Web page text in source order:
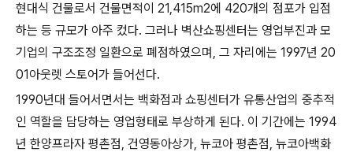
현대식 건물로서 건물면적이 21,415m2에 420개의 점포가 입점
하는 등 규모가 아주 컸다. 그러나 벽산쇼핑센터는 영업부진과 모
기업의 구조조정 일환으로 폐점하였으며, 그 자리에는 1997년 20
01아웃렛 스토어가 들어선다.
1990년대 들어서면서는 백화점과 쇼핑센터가 유통산업의 중추적
인 역할을 담당하는 영업형태로 부상하게 된다. 이 기간에는 1994
년 한양프라자 평촌점, 건영동아상가, 뉴코아 평촌점, 뉴코아백화